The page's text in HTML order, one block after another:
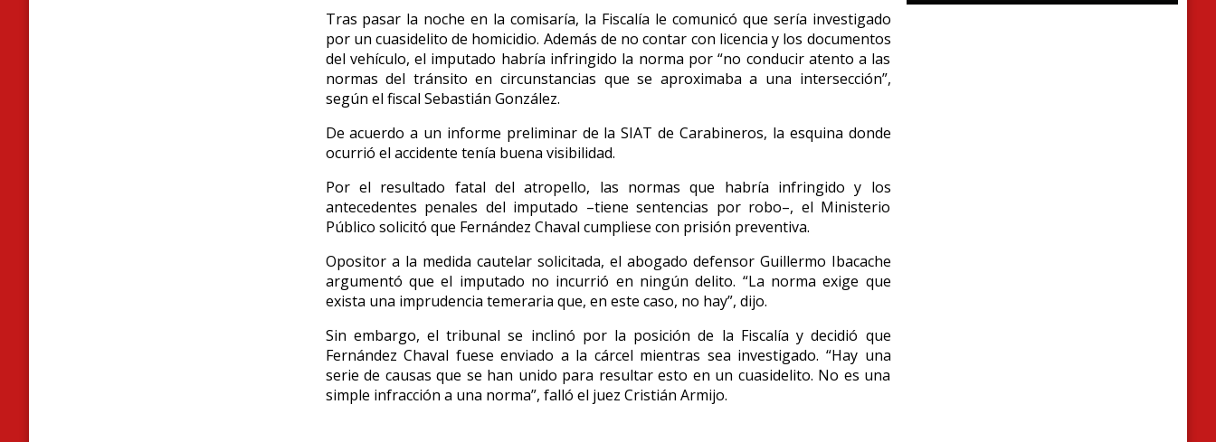
Tras pasar la noche en la comisaría, la Fiscalía le comunicó que sería investigado
por un cuasidelito de homicidio. Además de no contar con licencia y los documentos
del vehículo, el imputado habría infringido la norma por “no conducir atento a las
normas del tránsito en circunstancias que se aproximaba a una intersección”,
según el fiscal Sebastián González.
De acuerdo a un informe preliminar de la SIAT de Carabineros, la esquina donde
ocurrió el accidente tenía buena visibilidad.
Por el resultado fatal del atropello, las normas que habría infringido y los
antecedentes penales del imputado –tiene sentencias por robo–, el Ministerio
Público solicitó que Fernández Chaval cumpliese con prisión preventiva.
Opositor a la medida cautelar solicitada, el abogado defensor Guillermo Ibacache
argumentó que el imputado no incurrió en ningún delito. “La norma exige que
exista una imprudencia temeraria que, en este caso, no hay”, dijo.
Sin embargo, el tribunal se inclinó por la posición de la Fiscalía y decidió que
Fernández Chaval fuese enviado a la cárcel mientras sea investigado. “Hay una
serie de causas que se han unido para resultar esto en un cuasidelito. No es una
simple infracción a una norma”, falló el juez Cristián Armijo.